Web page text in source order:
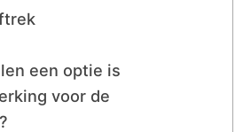
een optie is
voor de